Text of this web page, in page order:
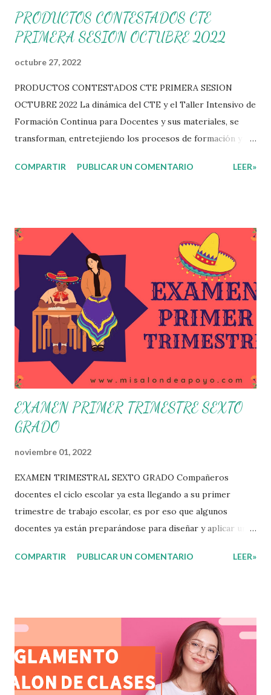
PRODUCTOS CONTESTADOS CTE
PRIMERA SESION OCTUBRE 2022
octubre 27, 2022
PRODUCTOS CONTESTADOS CTE PRIMERA SESION
OCTUBRE 2022 La dinámica del CTE y el Taller Intensivo de
Formación Continua para Docentes y sus materiales, se
transforman, entretejiendo los procesos de formación y de
una guía de trabajo a un documento orientador, el cual es
propone que el colectivo docente tome decisiones sobre
su organización, la gestión del tiempo acorde a las
necesidades de la escuela y las acciones que decidan
emprender para apropiarse y resignificar el Plan de
Estudio dentro y fuera de este espacio. En esta Primera
Sesión Ordinaria se les invita a que reflexionen y acuerden
posibles acciones a realizar colaborativamente en la escuela
y con la comunidad, a fin de atender las problemáticas
identificadas. Compañeros docentes en est...
COMPARTIR PUBLICAR UN COMENTARIO LEER»
EXAMEN PRIMER TRIMESTRE SEXTO
GRADO
noviembre 01, 2022
EXAMEN TRIMESTRAL SEXTO GRADO Compañeros
docentes el ciclo escolar ya esta llegando a su primer
trimestre de trabajo escolar, es por eso que algunos
docentes ya están preparándose para diseñar y aplicar una
por parte de nuestros aprendientes. El examen consta de
aprendizajes claves que sus nuevos aprendientes ya
lograron alcanzar y de aquellos que aun necesitan
consolidar. Esto con la finalidad de que elaboramos un
plan de intervención adecuado para atender las necesidades
COMPARTIR PUBLICAR UN COMENTARIO LEER»